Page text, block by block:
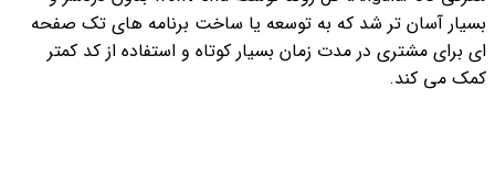
بسیار آسان تر شد که به توسعه یا ساخت برنامه های تک صفحه
ای برای مشتری در مدت زمان بسیار کوتاه و استفاده از کد کمتر
کمک می کند.